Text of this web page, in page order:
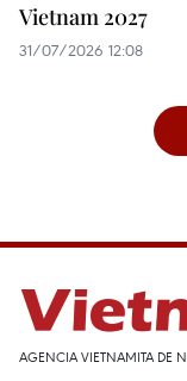
Vietnam 2027
31/07/2026 12:08
AGENCIA VIETNAMITA DE